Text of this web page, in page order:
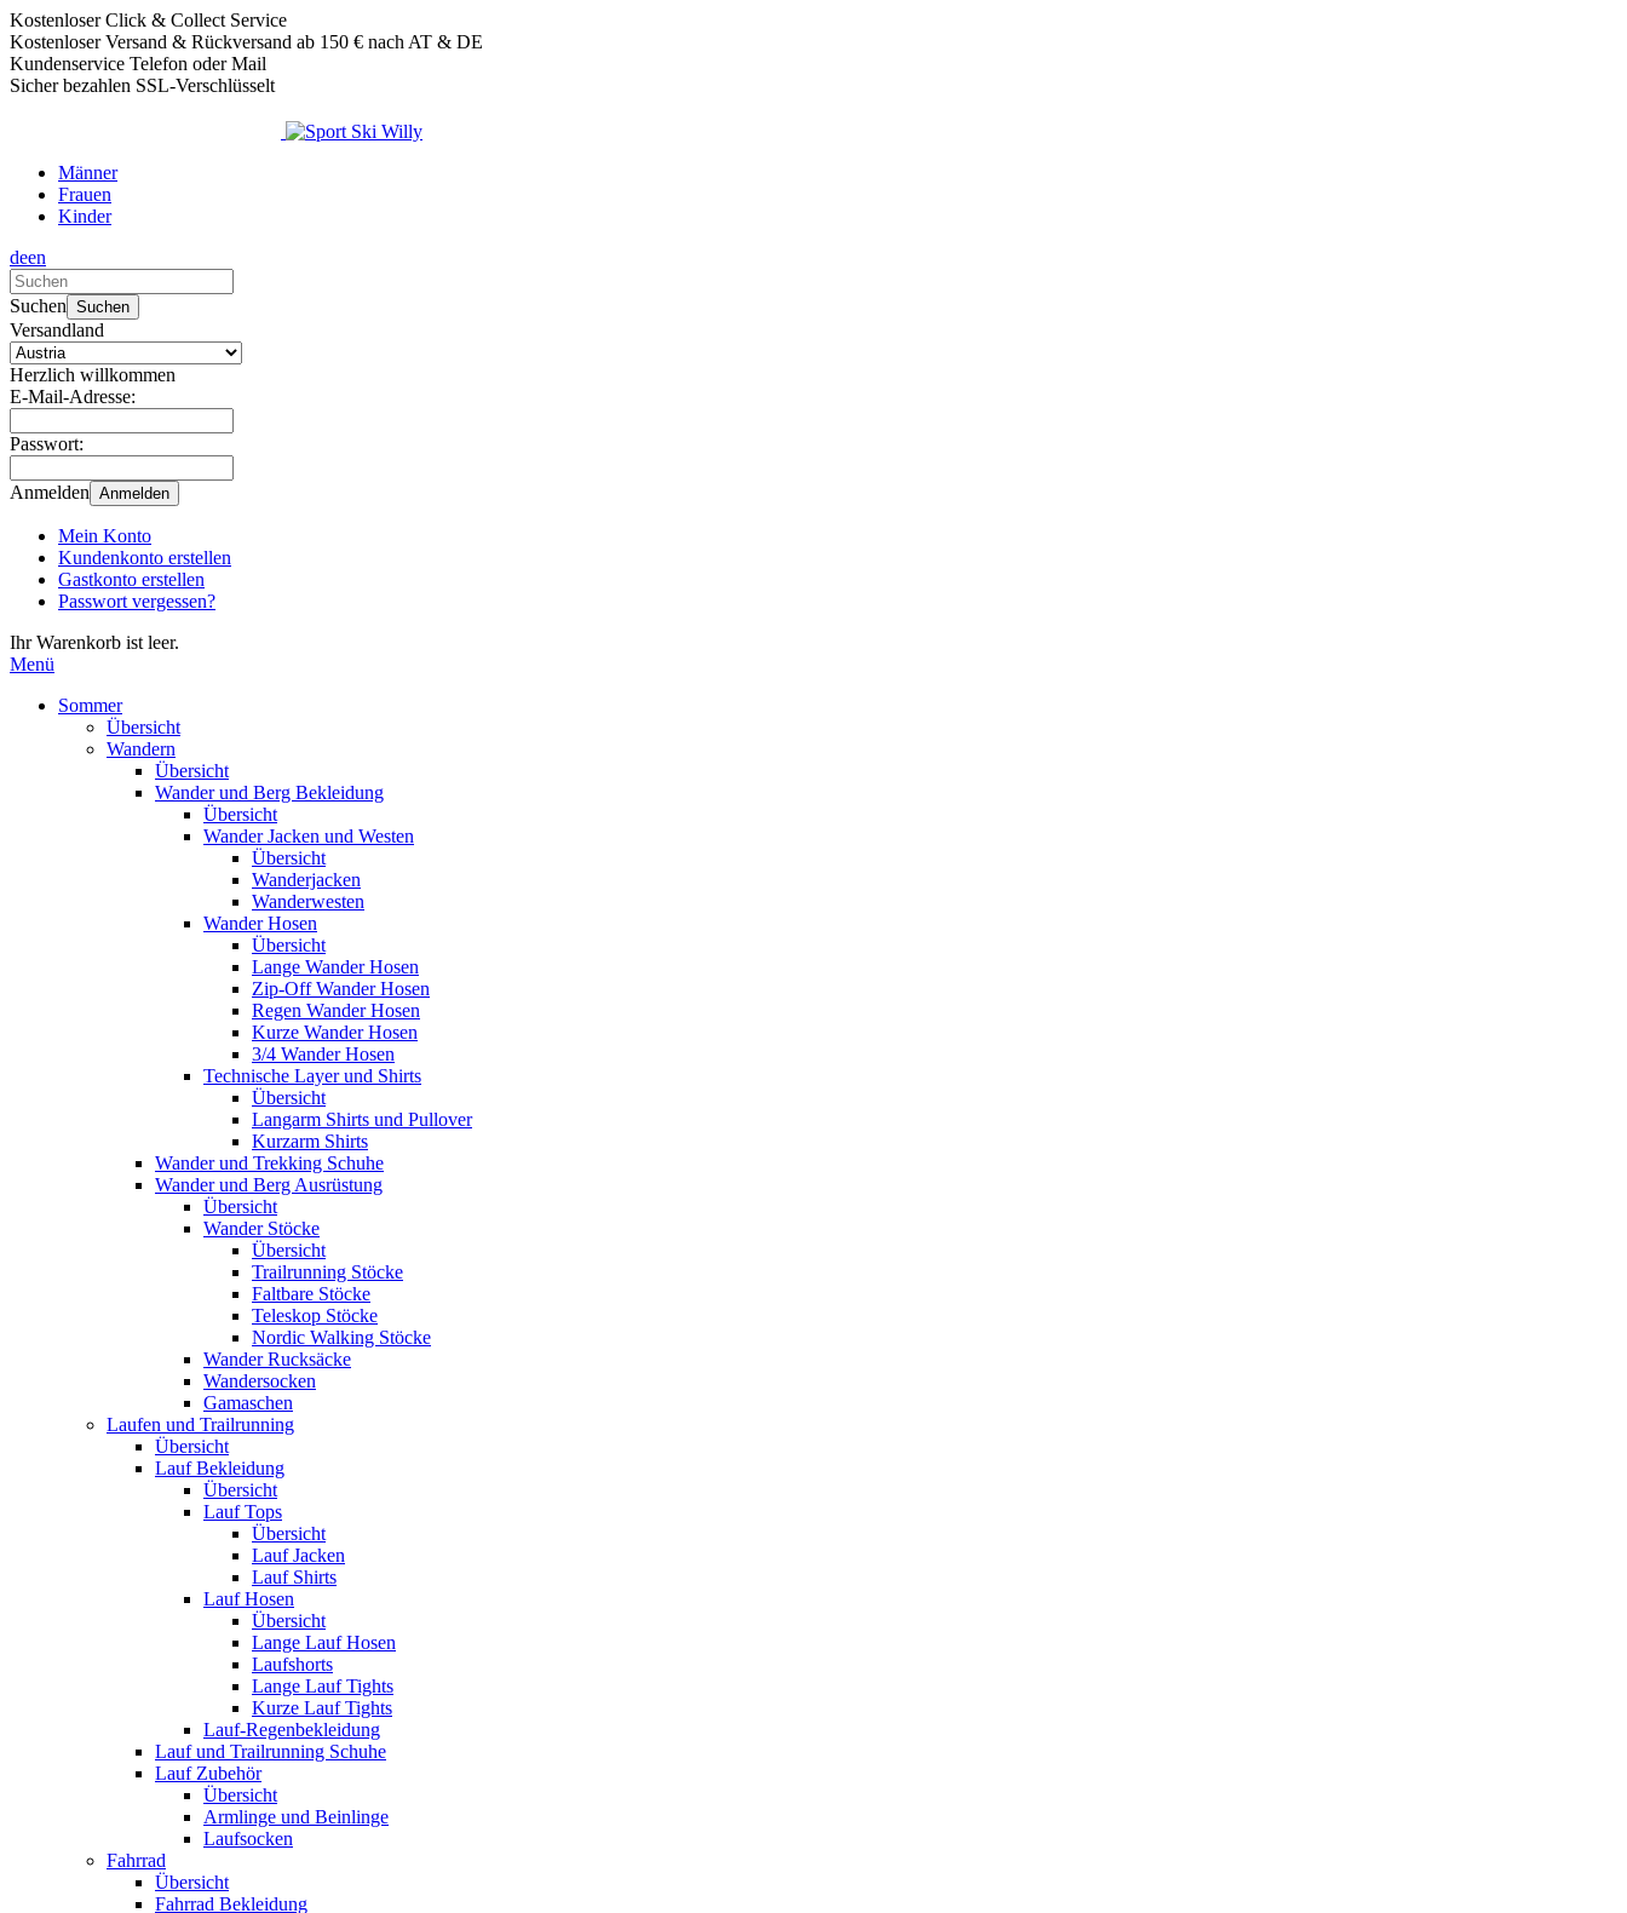
Kostenloser Click & Collect Service
Kostenloser Versand & Rückversand ab 150 € nach AT & DE
Kundenservice Telefon oder Mail
Sicher bezahlen SSL-Verschlüsselt
Männer
Frauen
Kinder
deen
die
nach
oben
unten,
um
das
können
Touch-
und
Streichgesten
verwenden.
Suchen Suchen
Versandland
Herzlich willkommen
E-Mail-Adresse:
Passwort:
Anmelden Anmelden
Mein Konto
Kundenkonto erstellen
Gastkonto erstellen
Passwort vergessen?
Ihr Warenkorb ist leer.
Menü
Sommer
Übersicht
Wandern
Übersicht
Wander und Berg Bekleidung
Übersicht
Wander Jacken und Westen
Übersicht
Wanderjacken
Wanderwesten
Wander Hosen
Übersicht
Lange Wander Hosen
Zip-Off Wander Hosen
Regen Wander Hosen
Kurze Wander Hosen
3/4 Wander Hosen
Technische Layer und Shirts
Übersicht
Langarm Shirts und Pullover
Kurzarm Shirts
Wander und Trekking Schuhe
Wander und Berg Ausrüstung
Übersicht
Wander Stöcke
Übersicht
Trailrunning Stöcke
Faltbare Stöcke
Teleskop Stöcke
Nordic Walking Stöcke
Wander Rucksäcke
Wandersocken
Gamaschen
Laufen und Trailrunning
Übersicht
Lauf Bekleidung
Übersicht
Lauf Tops
Übersicht
Lauf Jacken
Lauf Shirts
Lauf Hosen
Übersicht
Lange Lauf Hosen
Laufshorts
Lange Lauf Tights
Kurze Lauf Tights
Lauf-Regenbekleidung
Lauf und Trailrunning Schuhe
Lauf Zubehör
Übersicht
Armlinge und Beinlinge
Laufsocken
Fahrrad
Übersicht
Fahrrad Bekleidung